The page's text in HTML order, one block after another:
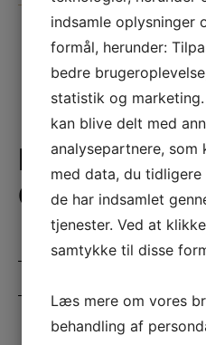
HOLD DIG
indsamle oplysninger
formål, herunder:
bedre
statistik og
kan blive delt med
analysepartnere, som
med data, du
de har indsamlet
tjenester. Ved at
samtykke til disse
Læs mere om vores
behandling af